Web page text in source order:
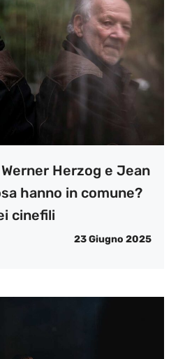
Herzog e Jean
hanno in comune?
cinefili
23 Giugno 2025